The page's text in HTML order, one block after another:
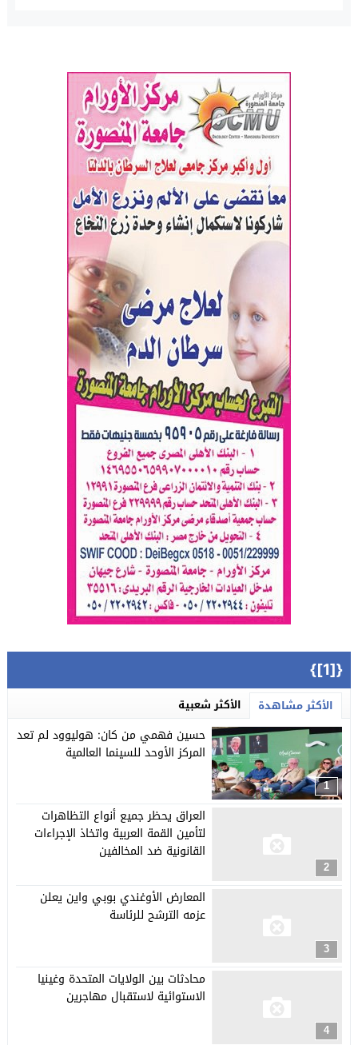
{[1]}
الأكثر مشاهدة الأكثر شعبية
1
حسين فهمي من كان: هوليوود لم تعد
المركز الأوحد للسينما العالمية
2
العراق يحظر جميع أنواع التظاهرات
لتأمين القمة العربية واتخاذ الإجراءات
القانونية ضد المخالفين
3
المعارض الأوغندي بوبي واين يعلن
عزمه الترشح للرئاسة
4
محادثات بين الولايات المتحدة وغينيا
الاستوائية لاستقبال مهاجرين